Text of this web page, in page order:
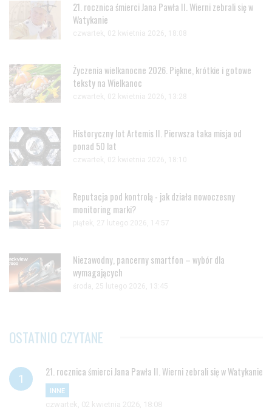
21. rocznica śmierci Jana Pawła II. Wierni zebrali się w
Watykanie
czwartek, 02 kwietnia 2026, 18:08
Życzenia wielkanocne 2026. Piękne, krótkie i gotowe
teksty na Wielkanoc
czwartek, 02 kwietnia 2026, 13:28
Historyczny lot Artemis II. Pierwsza taka misja od
ponad 50 lat
czwartek, 02 kwietnia 2026, 18:10
Reputacja pod kontrolą - jak działa nowoczesny
monitoring marki?
piątek, 27 lutego 2026, 14:57
Niezawodny, pancerny smartfon – wybór dla
wymagających
środa, 25 lutego 2026, 13:45
OSTATNIO CZYTANE
21. rocznica śmierci Jana Pawła II. Wierni zebrali się w Watykanie
INNE
czwartek, 02 kwietnia 2026, 18:08